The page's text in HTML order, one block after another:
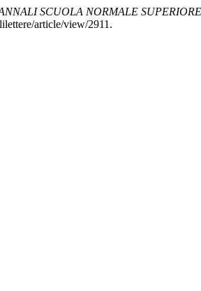
SCUOLA NORMALE
article/view/2911.